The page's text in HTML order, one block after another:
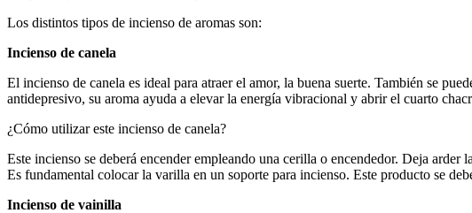
Los distintos tipos de incienso de aromas son:
Incienso de canela
El incienso de canela es ideal para atraer el amor, la buena suerte. También se
antidepresivo, su aroma ayuda a elevar la energía vibracional y abrir el cuarto
¿Cómo utilizar este incienso de canela?
Este incienso se deberá encender empleando una cerilla o encendedor. Deja
Es fundamental colocar la varilla en un soporte para incienso. Este producto se
Incienso de vainilla